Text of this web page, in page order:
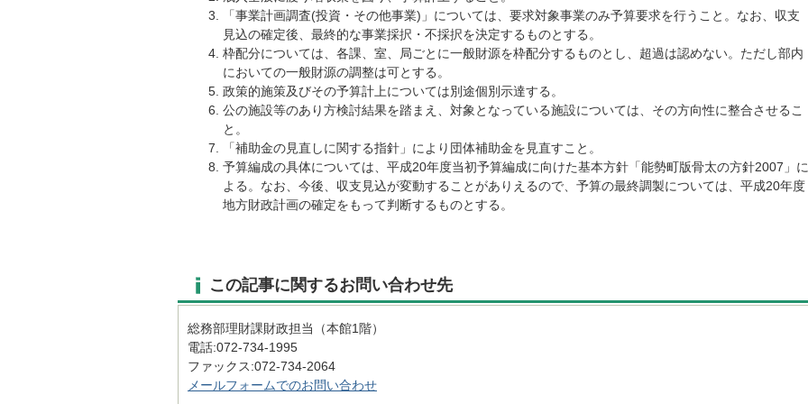
「事業計画調査(投資・その他事業)」については、要求対象事業のみ予算要求を行うこと。なお、収支
見込の確定後、最終的な事業採択・不採択を決定するものとする。
枠配分については、各課、室、局ごとに一般財源を枠配分するものとし、超過は認めない。ただし部内
においての一般財源の調整は可とする。
政策的施策及びその予算計上については別途個別示達する。
公の施設等のあり方検討結果を踏まえ、対象となっている施設については、その方向性に整合させるこ
と。
「補助金の見直しに関する指針」により団体補助金を見直すこと。
予算編成の具体については、平成20年度当初予算編成に向けた基本方針「能勢町版骨太の方針2007」に
よる。なお、今後、収支見込が変動することがありえるので、予算の最終調製については、平成20年度
地方財政計画の確定をもって判断するものとする。
この記事に関するお問い合わせ先
総務部理財課財政担当（本館1階）
電話:072-734-1995
ファックス:072-734-2064​​​​​​​
メールフォームでのお問い合わせ